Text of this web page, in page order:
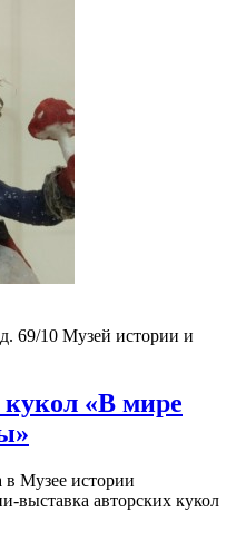
69/10 Музей истории и
«В мире
в Музее истории
выставка авторских кукол